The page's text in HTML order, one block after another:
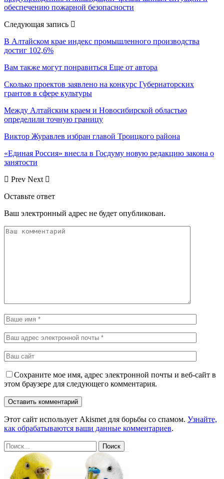
обеспечению пожарной безопасности
Следующая запись
В Алтайском крае индекс промышленного производства
достиг 102,6%
Вам также могут понравиться Еще от автора
Сколько проектов заявлено на конкурс Губернаторских
грантов в сфере культуры
Между Алтайским краем и Новосибирской областью
определили точную границу
Виктор Журавлев избран главой Троицкого района
«Единая Россия» внесла в Госдуму новую редакцию закона о
занятости
Prev Next
Оставьте ответ
Ваш электронный адрес не будет опубликован.
Сохраните мое имя, адрес электронной почты и веб-сайт в
этом браузере для следующего комментария.
Этот сайт использует Akismet для борьбы со спамом. Узнайте,
как обрабатываются ваши данные комментариев.